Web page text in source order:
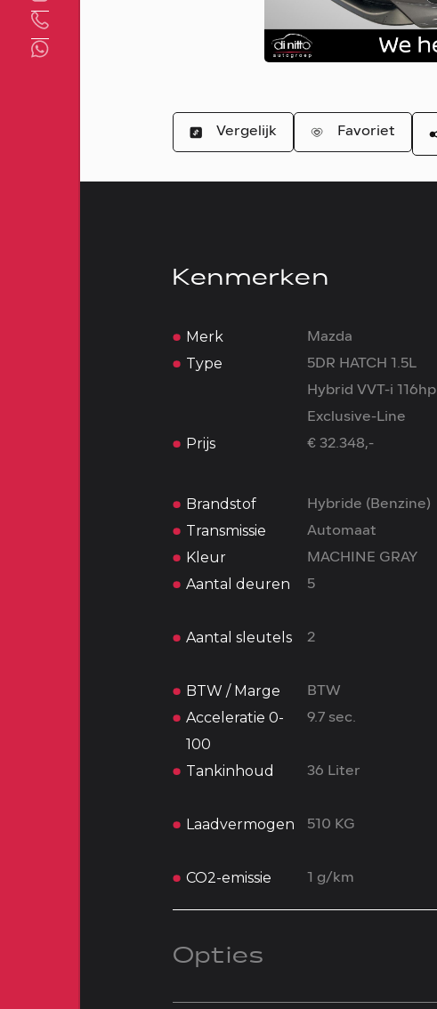
Direct contact
Vergelijk Favoriet
Kenmerken
Merk Mazda
Type
5DR HATCH 1.5L
Hybrid VVT-i 116hp
Exclusive-Line
Prijs € 32.348,-
Brandstof Hybride (Benzine)
Transmissie Automaat
Kleur MACHINE GRAY
Aantal deuren 5
Aantal sleutels 2
BTW / Marge BTW
Acceleratie 0-
100
9.7 sec.
Tankinhoud 36 Liter
Laadvermogen 510 KG
CO2-emissie 1 g/km
Opties